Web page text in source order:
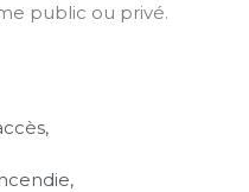
public ou privé.